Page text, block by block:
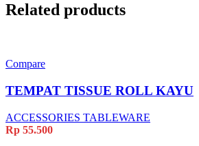
Related products
Compare
TEMPAT TISSUE ROLL KAYU
ACCESSORIES TABLEWARE
Rp 55.500